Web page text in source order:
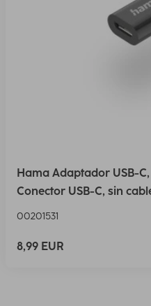
Hama Adaptador USB-
Conector USB-C, sin
00201531
8,99 EUR